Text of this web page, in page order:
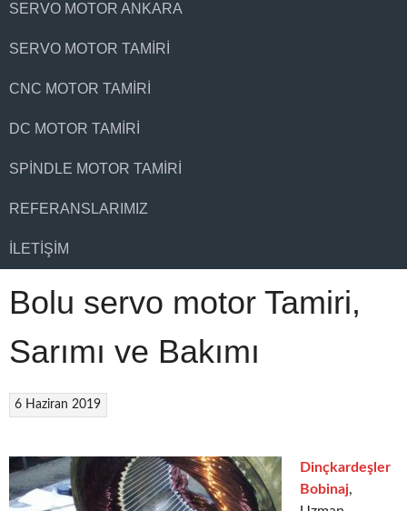
SERVO MOTOR ANKARA
SERVO MOTOR TAMIRI
CNC MOTOR TAMIRI
DC MOTOR TAMIRI
SPINDLE MOTOR TAMIRI
REFERANSLARIMIZ
İLETIŞIM
Bolu servo motor Tamiri,
Sarımı ve Bakımı
6 Haziran 2019
Dinçkardeşler
Bobinaj,